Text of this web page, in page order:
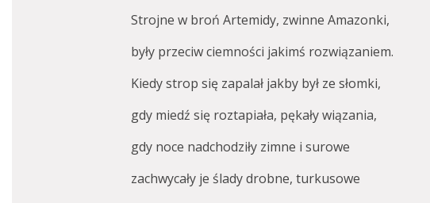
Strojne w broń Artemidy, zwinne Amazonki,
były przeciw ciemności jakimś rozwiązaniem.
Kiedy strop się zapalał jakby był ze słomki,
gdy miedź się roztapiała, pękały wiązania,
gdy noce nadchodziły zimne i surowe
zachwycały je ślady drobne, turkusowe